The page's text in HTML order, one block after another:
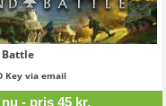
Battle
Key via email
- pris 45 kr.